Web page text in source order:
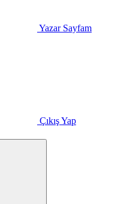
Yazar Sayfam
Çıkış Yap